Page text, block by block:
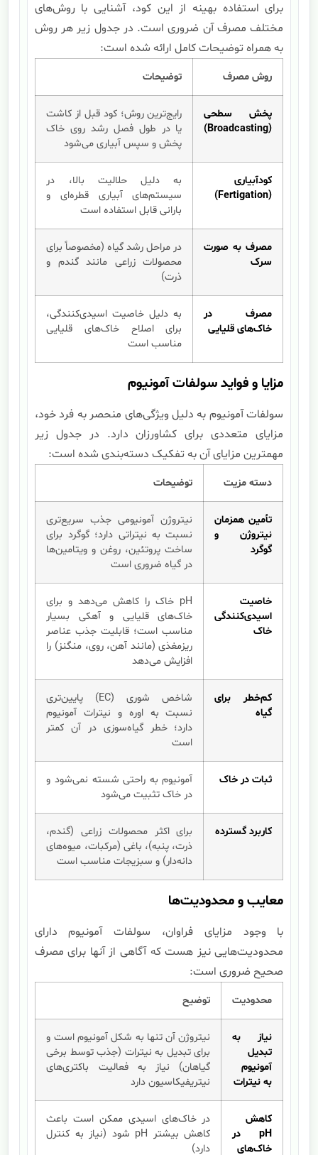
برای استفاده بهینه از این کود، آشنایی با روش‌های
مختلف مصرف آن ضروری است. در جدول زیر هر روش
به همراه توضیحات کامل ارائه شده است:
روش مصرف توضیحات
پخش سطحی
(Broadcasting)
رایج‌ترین روش؛ کود قبل از کاشت
یا در طول فصل رشد روی خاک
پخش و سپس آبیاری می‌شود
کودآبیاری
(Fertigation)
به دلیل حلالیت بالا، در
سیستم‌های آبیاری قطره‌ای و
بارانی قابل استفاده است
مصرف به صورت
سرک
در مراحل رشد گیاه (مخصوصاً برای
محصولات زراعی مانند گندم و
ذرت)
مصرف در
خاک‌های قلیایی
به دلیل خاصیت اسیدی‌کنندگی،
برای اصلاح خاک‌های قلیایی
مناسب است
مزایا و فواید سولفات آمونیوم
سولفات آمونیوم به دلیل ویژگی‌های منحصر به فرد خود،
مزایای متعددی برای کشاورزان دارد. در جدول زیر
مهمترین مزایای آن به تفکیک دسته‌بندی شده است:
دسته مزیت توضیحات
تأمین همزمان
نیتروژن و
گوگرد
نیتروژن آمونیومی جذب سریع‌تری
نسبت به نیتراتی دارد؛ گوگرد برای
ساخت پروتئین، روغن و ویتامین‌ها
در گیاه ضروری است
خاصیت
اسیدی‌کنندگی
خاک
pH خاک را کاهش می‌دهد و برای
خاک‌های قلیایی و آهکی بسیار
مناسب است؛ قابلیت جذب عناصر
ریزمغذی (مانند آهن، روی، منگنز) را
افزایش می‌دهد
کم‌خطر برای
گیاه
شاخص شوری (EC) پایین‌تری
نسبت به اوره و نیترات آمونیوم
دارد؛ خطر گیاه‌سوزی در آن کمتر
است
ثبات در خاک
آمونیوم به راحتی شسته نمی‌شود و
در خاک تثبیت می‌شود
کاربرد گسترده
برای اکثر محصولات زراعی (گندم،
ذرت، پنبه)، باغی (مرکبات، میوه‌های
دانه‌دار) و سبزیجات مناسب است
معایب و محدودیت‌ها
با وجود مزایای فراوان، سولفات آمونیوم دارای
محدودیت‌هایی نیز هست که آگاهی از آنها برای مصرف
صحیح ضروری است:
محدودیت توضیح
نیاز به
تبدیل
آمونیوم
به نیترات
نیتروژن آن تنها به شکل آمونیوم است و
برای تبدیل به نیترات (جذب توسط برخی
گیاهان) نیاز به فعالیت باکتری‌های
نیتریفیکاسیون دارد
کاهش
pH در
خاک‌های
در خاک‌های اسیدی ممکن است باعث
کاهش بیشتر pH شود (نیاز به کنترل
دارد)